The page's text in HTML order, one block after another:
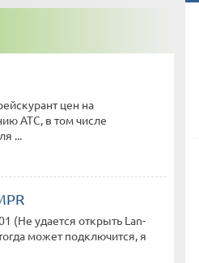
цен на
АТС, в том числе
...
(Не удается открыть Lan-
может подключится, я